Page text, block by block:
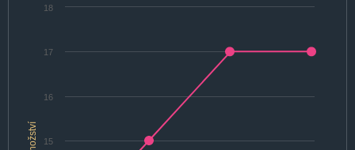
Množství 15
16
17
18